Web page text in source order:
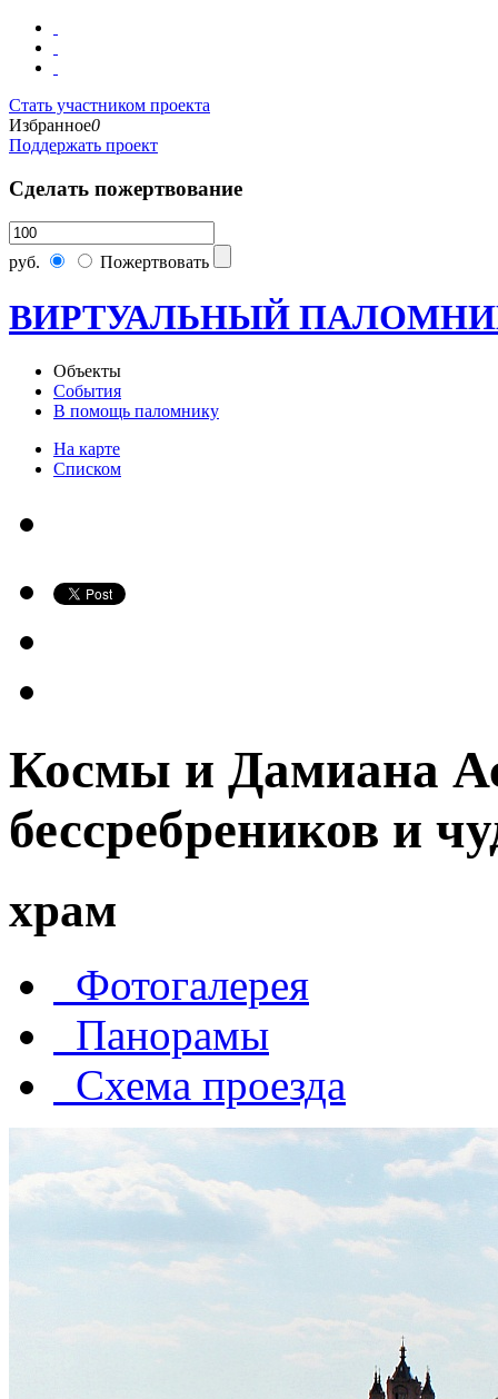
Стать участником проекта
Избранное0
Поддержать проект
Сделать пожертвование
руб. Пожертвовать
ВИРТУАЛЬНЫЙ
Объекты
События
В помощь паломнику
На карте
Списком
Космы и Дамиана
бессребреников и
храм
Фотогалерея
Панорамы
Схема проезда